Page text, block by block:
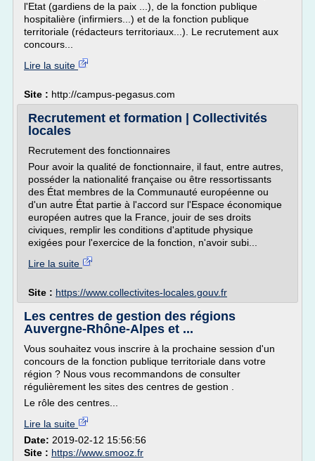
l'Etat (gardiens de la paix ...), de la fonction publique
hospitalière (infirmiers...) et de la fonction publique
territoriale (rédacteurs territoriaux...). Le recrutement aux
concours...
Lire la suite
Site : http://campus-pegasus.com
Recrutement et formation | Collectivités
locales
Recrutement des fonctionnaires
Pour avoir la qualité de fonctionnaire, il faut, entre autres,
posséder la nationalité française ou être ressortissants
des État membres de la Communauté européenne ou
d'un autre État partie à l'accord sur l'Espace économique
européen autres que la France, jouir de ses droits
civiques, remplir les conditions d'aptitude physique
exigées pour l'exercice de la fonction, n'avoir subi...
Lire la suite
Site : https://www.collectivites-locales.gouv.fr
Les centres de gestion des régions
Auvergne-Rhône-Alpes et ...
Vous souhaitez vous inscrire à la prochaine session d'un
concours de la fonction publique territoriale dans votre
région ? Nous vous recommandons de consulter
régulièrement les sites des centres de gestion .
Le rôle des centres...
Lire la suite
Date: 2019-02-12 15:56:56
Site : https://www.smooz.fr